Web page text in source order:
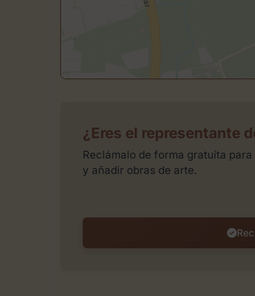
¿Eres el representante
Reclámalo de forma gratuita
y añadir obras de arte.